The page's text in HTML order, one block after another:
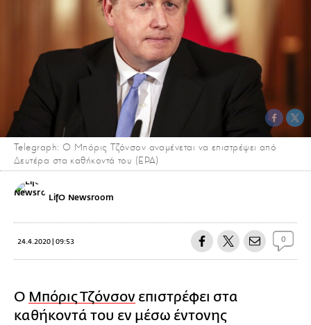
Telegraph: Ο Μπόρις Τζόνσον αναμένεται να επιστρέψει από
Δευτέρα στα καθήκοντά του (EPA)
LifO Newsroom
24.4.2020 | 09:53 0
Ο Μπόρις Τζόνσον επιστρέφει στα
καθήκοντά του εν μέσω έντονης